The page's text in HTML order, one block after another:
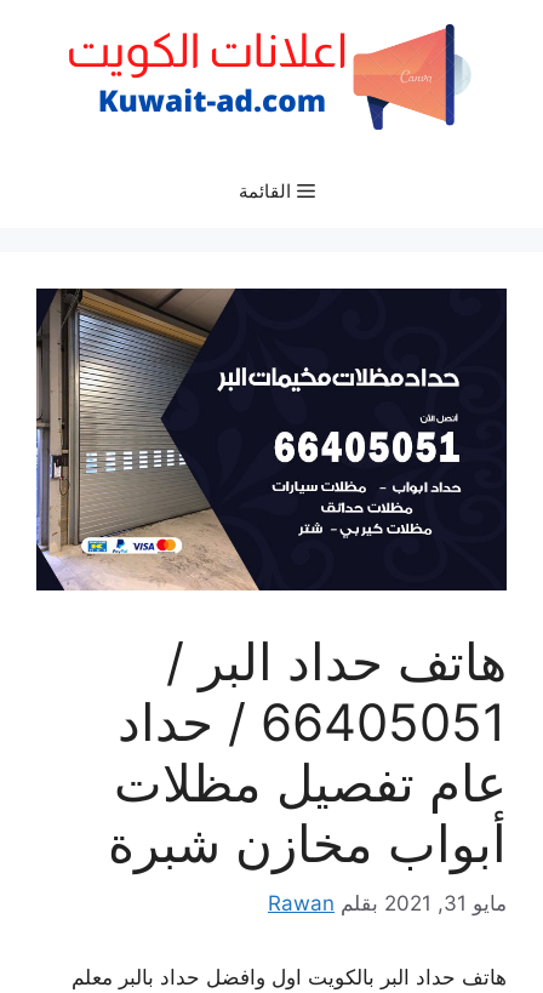
القائمة
هاتف حداد البر /
66405051 / حداد
عام تفصيل مظلات
أبواب مخازن شبرة
مايو 31, 2021 بقلم Rawan
هاتف حداد البر بالكويت اول وافضل حداد بالبر معلم